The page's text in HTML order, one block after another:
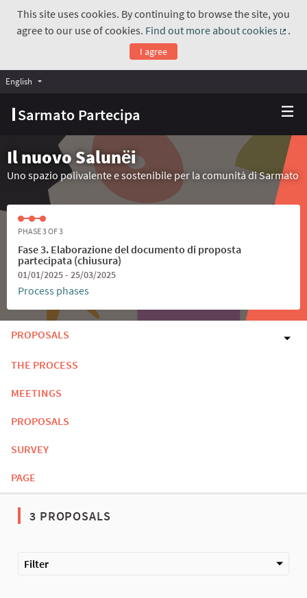
This site uses cookies. By continuing to browse the site, you
agree to our use of cookies. Find out more about cookies
.
I agree
Sarmato Partecipa
English Choose language
Il nuovo Salunёi
Uno spazio polivalente e sostenibile per la comunità di Sarmato
PHASE 3 OF 3
Fase 3. Elaborazione del documento di proposta
partecipata (chiusura)
01/01/2025 - 25/03/2025
Process phases
PROPOSALS
THE PROCESS
MEETINGS
PROPOSALS
SURVEY
PAGE
3 PROPOSALS
Filter